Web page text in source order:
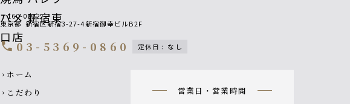
〒160-0022
東京都 新宿区新宿3-27-4新宿御幸ビルB2F
call03-5369-0860 定休日 : なし
Footer navigation
chevron_right ホーム
chevron_right こだわり 営業日・営業時間